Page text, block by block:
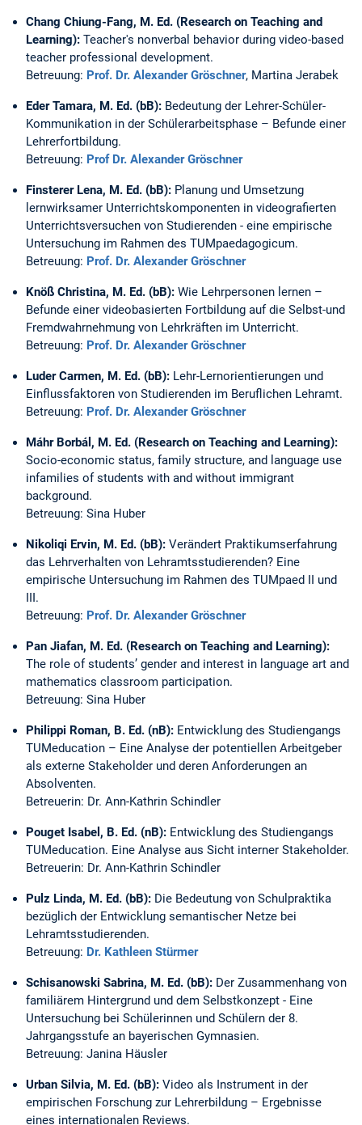
Chang Chiung-Fang, M. Ed. (Research on Teaching and
Learning): Teacher's nonverbal behavior during video-based
teacher professional development.
Betreuung: Prof. Dr. Alexander Gröschner, Martina Jerabek
Eder Tamara, M. Ed. (bB): Bedeutung der Lehrer-Schüler-
Kommunikation in der Schülerarbeitsphase – Befunde einer
Lehrerfortbildung.
Betreuung: Prof Dr. Alexander Gröschner
Finsterer Lena, M. Ed. (bB): Planung und Umsetzung
lernwirksamer Unterrichtskomponenten in videografierten
Unterrichtsversuchen von Studierenden - eine empirische
Untersuchung im Rahmen des TUMpaedagogicum.
Betreuung: Prof. Dr. Alexander Gröschner
Knöß Christina, M. Ed. (bB): Wie Lehrpersonen lernen –
Befunde einer videobasierten Fortbildung auf die Selbst-und
Fremdwahrnehmung von Lehrkräften im Unterricht.
Betreuung: Prof. Dr. Alexander Gröschner
Luder Carmen, M. Ed. (bB): Lehr-Lernorientierungen und
Einflussfaktoren von Studierenden im Beruflichen Lehramt.
Betreuung: Prof. Dr. Alexander Gröschner
Máhr Borbál, M. Ed. (Research on Teaching and Learning):
Socio-economic status, family structure, and language use
infamilies of students with and without immigrant
background.
Betreuung: Sina Huber
Nikoliqi Ervin, M. Ed. (bB): Verändert Praktikumserfahrung
das Lehrverhalten von Lehramtsstudierenden? Eine
empirische Untersuchung im Rahmen des TUMpaed II und
III.
Betreuung: Prof. Dr. Alexander Gröschner
Pan Jiafan, M. Ed. (Research on Teaching and Learning):
The role of students’ gender and interest in language art and
mathematics classroom participation.
Betreuung: Sina Huber
Philippi Roman, B. Ed. (nB): Entwicklung des Studiengangs
TUMeducation – Eine Analyse der potentiellen Arbeitgeber
als externe Stakeholder und deren Anforderungen an
Absolventen.
Betreuerin: Dr. Ann-Kathrin Schindler
Pouget Isabel, B. Ed. (nB): Entwicklung des Studiengangs
TUMeducation. Eine Analyse aus Sicht interner Stakeholder.
Betreuerin: Dr. Ann-Kathrin Schindler
Pulz Linda, M. Ed. (bB): Die Bedeutung von Schulpraktika
bezüglich der Entwicklung semantischer Netze bei
Lehramtsstudierenden.
Betreuung: Dr. Kathleen Stürmer
Schisanowski Sabrina, M. Ed. (bB): Der Zusammenhang von
familiärem Hintergrund und dem Selbstkonzept - Eine
Untersuchung bei Schülerinnen und Schülern der 8.
Jahrgangsstufe an bayerischen Gymnasien.
Betreuung: Janina Häusler
Urban Silvia, M. Ed. (bB): Video als Instrument in der
empirischen Forschung zur Lehrerbildung – Ergebnisse
eines internationalen Reviews.